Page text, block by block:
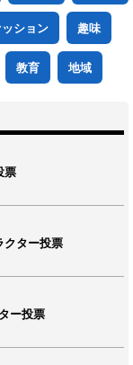
ション 趣味
教育 地域
票
クター投票
ー投票